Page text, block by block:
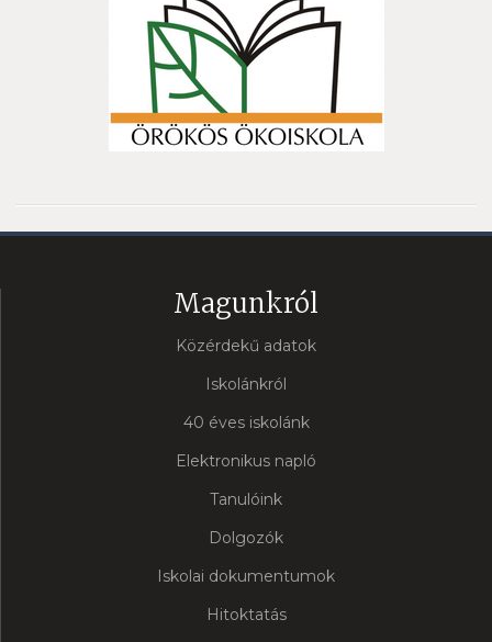
Magunkról
Közérdekű adatok
Iskolánkról
40 éves iskolánk
Elektronikus napló
Tanulóink
Dolgozók
Iskolai dokumentumok
Hitoktatás